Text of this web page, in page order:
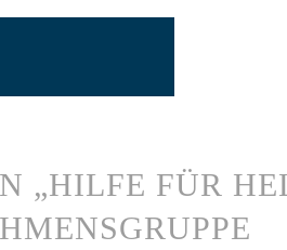
„HILFE FÜR